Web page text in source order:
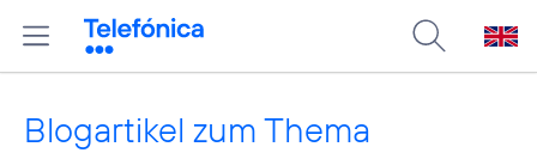
Blogartikel zum Thema